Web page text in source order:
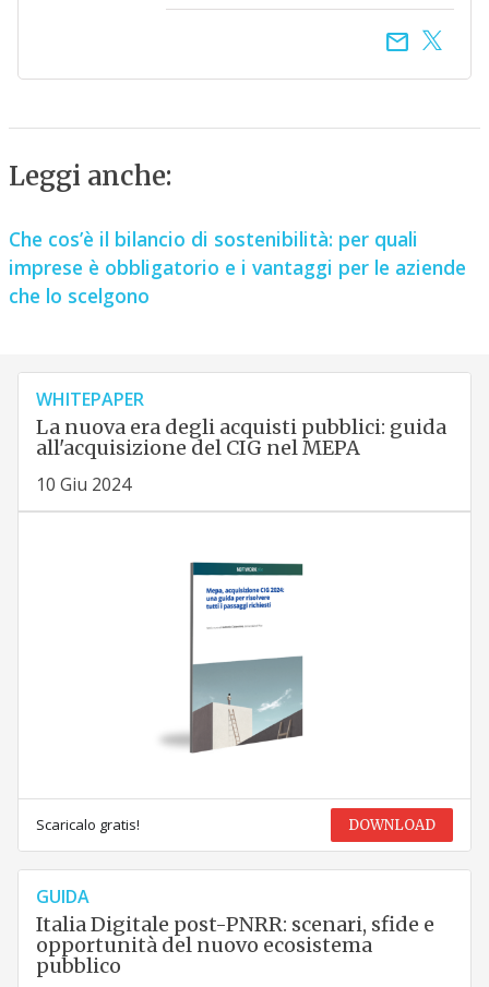
email
Leggi anche:
Che cos’è il bilancio di sostenibilità: per quali
imprese è obbligatorio e i vantaggi per le aziende
che lo scelgono
WHITEPAPER
La nuova era degli acquisti pubblici: guida
all'acquisizione del CIG nel MEPA
10 Giu 2024
Scaricalo gratis! DOWNLOAD
GUIDA
Italia Digitale post-PNRR: scenari, sfide e
opportunità del nuovo ecosistema
pubblico